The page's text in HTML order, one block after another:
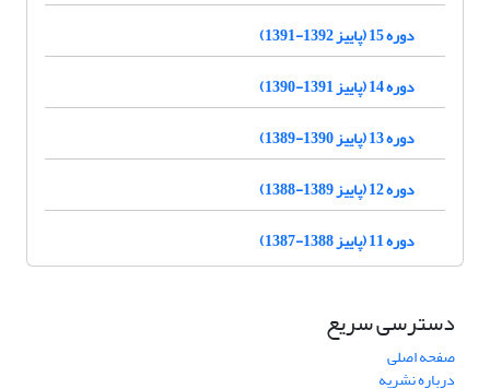
دوره 15 (پاییز 1392-1391)
دوره 14 (پاییز 1391-1390)
دوره 13 (پاییز 1390-1389)
دوره 12 (پاییز 1389-1388)
دوره 11 (پاییز 1388-1387)
دسترسی سریع
صفحه اصلی
درباره نشریه